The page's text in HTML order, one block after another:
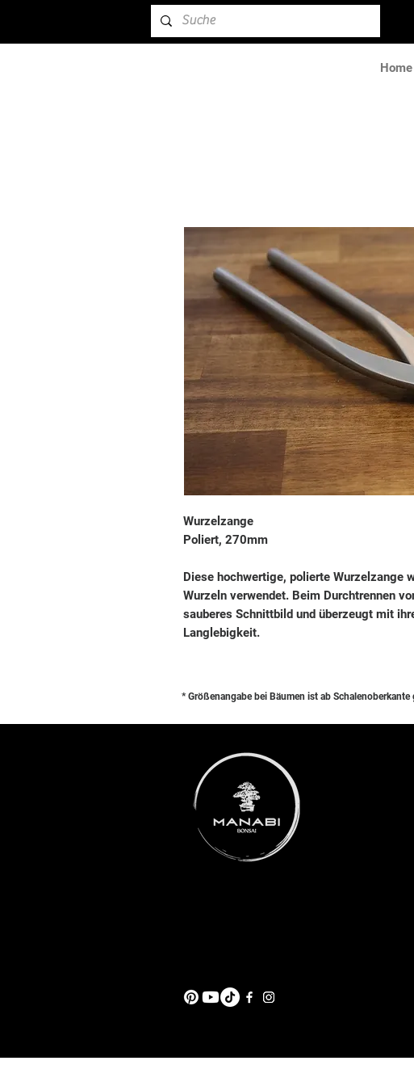
Home
Wurzelzange
Poliert, 270mm
Diese hochwertige, polierte Wurzelzange
Wurzeln verwendet. Beim Durchtrennen
sauberes Schnittbild und überzeugt mit
Langlebigkeit.
* Größenangabe bei Bäumen ist ab